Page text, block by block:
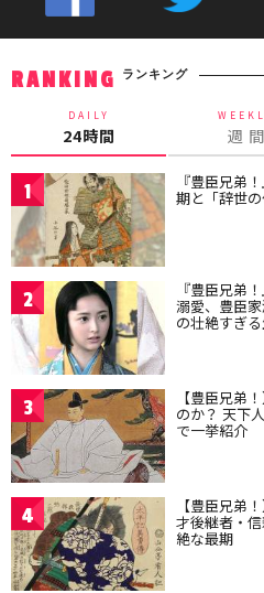
RANKING ランキング
DAILY
24時間 週 間
1 『豊臣兄弟
期と「辞世
2 『豊臣兄弟
溺愛、豊臣
の壮絶すぎ
3 【豊臣兄弟
のか？ 天下
で一挙紹介
4 【豊臣兄弟
才後継者・
絶な最期